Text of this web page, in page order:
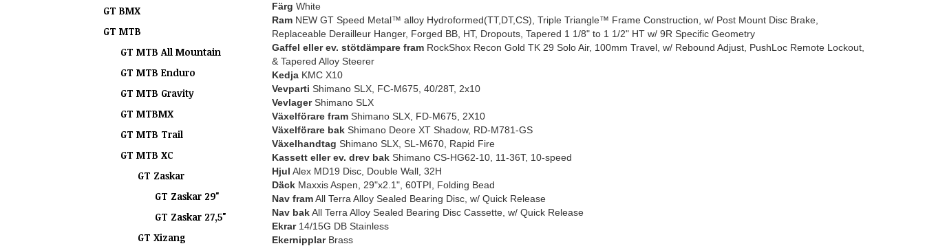
GT BMX
GT MTB
GT MTB All Mountain
GT MTB Enduro
GT MTB Gravity
GT MTBMX
GT MTB Trail
GT MTB XC
GT Zaskar
GT Zaskar 29"
GT Zaskar 27,5"
GT Xizang
Färg White
RamNEW GT Speed Metal™ alloy Hydroformed(TT,DT,CS), Triple Triangle™ Frame Construction, w/ Post Mount Disc Brake,
Replaceable Derailleur Hanger, Forged BB, HT, Dropouts, Tapered 1 1/8" to 1 1/2" HT w/ 9R Specific Geometry
Gaffel eller ev. stötdämpare framRockShox Recon Gold TK 29 Solo Air, 100mm Travel, w/ Rebound Adjust, PushLoc Remote Lockout,
& Tapered Alloy Steerer
KedjaKMC X10
Vevparti Shimano SLX, FC-M675, 40/28T, 2x10
VevlagerShimano SLX
Växelförare framShimano SLX, FD-M675, 2X10
Växelförare bakShimano Deore XT Shadow, RD-M781-GS
Växelhandtag Shimano SLX, SL-M670, Rapid Fire
Kassett eller ev. drev bakShimano CS-HG62-10, 11-36T, 10-speed
Hjul Alex MD19 Disc, Double Wall, 32H
DäckMaxxis Aspen, 29"x2.1", 60TPI, Folding Bead
Nav framAll Terra Alloy Sealed Bearing Disc, w/ Quick Release
Nav bakAll Terra Alloy Sealed Bearing Disc Cassette, w/ Quick Release
Ekrar14/15G DB Stainless
EkernipplarBrass